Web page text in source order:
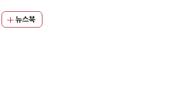
뉴스북